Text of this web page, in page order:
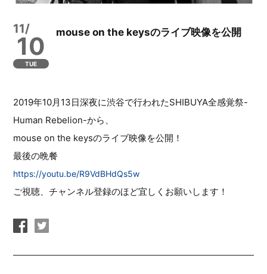
11/
10
TUE
mouse on the keysのライブ映像を公開
2019年10月13日深夜に渋谷で行われたSHIBUYA全感覚祭-
Human Rebelion-から、
mouse on the keysのライブ映像を公開！
最後の晩餐
https://youtu.be/R9VdBHdQs5w
ご視聴、チャンネル登録のほど宜しくお願いします！